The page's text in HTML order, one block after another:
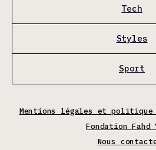
Tech
Styles
Sport
Mentions légales et
Fondation Fahd
Nous